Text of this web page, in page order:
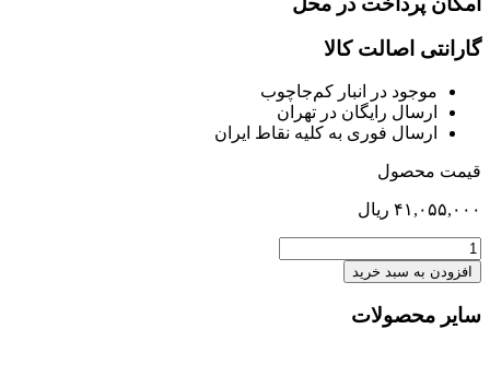
گارانتی اصالت کالا
موجود در انبار کم‌‌جاچوب
ارسال رایگان در تهران
ارسال فوری به کلیه نقاط ایران
قیمت محصول
۴۱,۰۵۵,۰۰۰ ریال
کابینت
فوقانی
154
عدد
افزودن به سبد خرید
سایر محصولات